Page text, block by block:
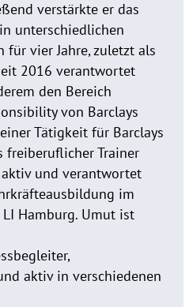
verstärkte er das
unterschiedlichen
für vier Jahre, zuletzt als
2016 verantwortet
den Bereich
von Barclays
Tätigkeit für Barclays
Trainer
und verantwortet
im
Hamburg. Umut ist
aktiv in verschiedenen